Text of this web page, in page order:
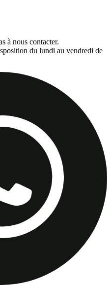
à nous contacter.
du lundi au vendredi de